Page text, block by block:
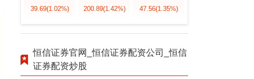
39.69(1.02%) 200.89(1.42%) 47.56(1.35%)
恒信证券官网_恒信证券配资公司_恒信
证券配资炒股